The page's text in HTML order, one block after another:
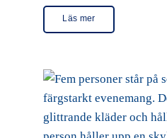
Läs mer